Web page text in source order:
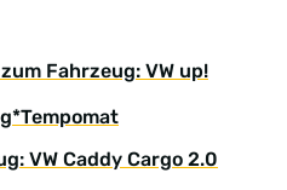
Fahrzeug: VW up!